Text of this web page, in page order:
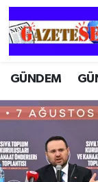
GÜNDEM